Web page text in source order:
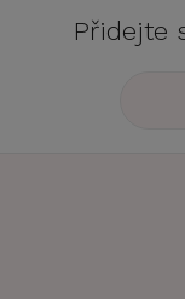
Přidejte